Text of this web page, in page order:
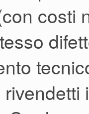
costi